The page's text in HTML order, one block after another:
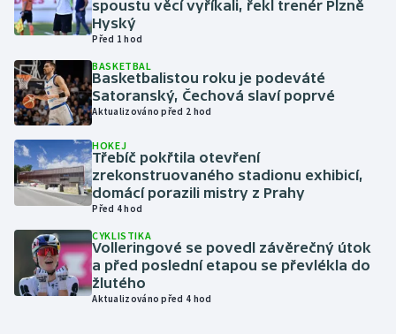
Krasobruslení
Lezení
Lyže a snowboard
Moderní pětiboj
Motorsport
Olympijské hry
Parasport
spoustu věcí vyříkali, řekl trenér Plzně
Hyský
Před 1 hod
BASKETBAL
Basketbalistou roku je podeváté
Satoranský, Čechová slaví poprvé
Aktualizováno před 2 hod
HOKEJ
Třebíč pokřtila otevření
zrekonstruovaného stadionu exhibicí,
domácí porazili mistry z Prahy
Před 4 hod
CYKLISTIKA
Volleringové se povedl závěrečný útok
a před poslední etapou se převlékla do
žlutého
Aktualizováno před 4 hod